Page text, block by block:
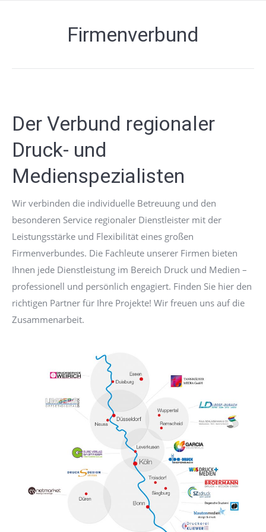
Firmenverbund
Der Verbund regionaler
Druck- und
Medienspezialisten
Wir verbinden die individuelle Betreuung und den
besonderen Service regionaler Dienstleister mit der
Leistungsstärke und Flexibilität eines großen
Firmenverbundes. Die Fachleute unserer Firmen bieten
Ihnen jede Dienstleistung im Bereich Druck und Medien –
professionell und persönlich engagiert. Finden Sie hier den
richtigen Partner für Ihre Projekte! Wir freuen uns auf die
Zusammenarbeit.